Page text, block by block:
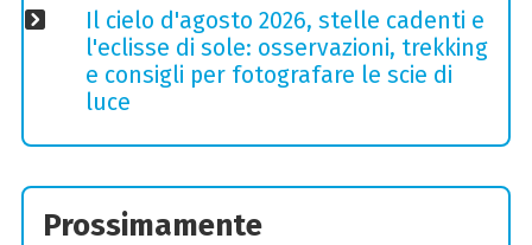
Il cielo d'agosto 2026, stelle cadenti e
l'eclisse di sole: osservazioni, trekking
e consigli per fotografare le scie di
luce
Prossimamente